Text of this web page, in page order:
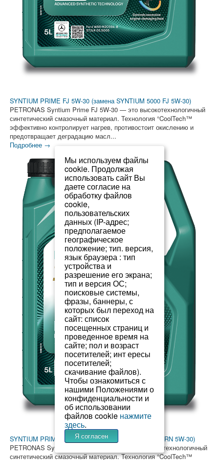
SYNTIUM PRIME FJ 5W-30 (замена SYNTIUM 5000 FJ 5W-30)
PETRONAS Syntium Prime FJ 5W-30 — это высокотехнологичный
синтетический смазочный материал. Технология °CoolTech™
эффективно контролирует нагрев, противостоит окислению и
предотвращает деградацию масл...
Подробнее →
SYNTIUM PRIME RN 5W-30 (замена SYNTIUM 5000 RN 5W-30)
PETRONAS Syntium Prime RN 5W-30 — это высокотехнологичный
синтетический смазочный материал. Технология °CoolTech™
Мы используем файлы
cookie. Продолжая
использовать сайт Вы
даете согласие на
обработку файлов
cookie,
пользовательских
данных (IP-адрес;
предполагаемое
географическое
положение; тип. версия,
язык браузера : тип
устройства и
разрешение его экрана;
тип и версия ОС;
поисковые системы,
фразы, баннеры, с
которых был переход на
сайт: список
посещенных страниц и
проведенное время на
сайте; пол и возраст
посетителей; инт ересы
посетителей;
скачивание файлов).
Чтобы ознакомиться с
нашими Положениями о
конфиденциальности и
об использовании
файлов cookie нажмите
здесь.
Я согласен